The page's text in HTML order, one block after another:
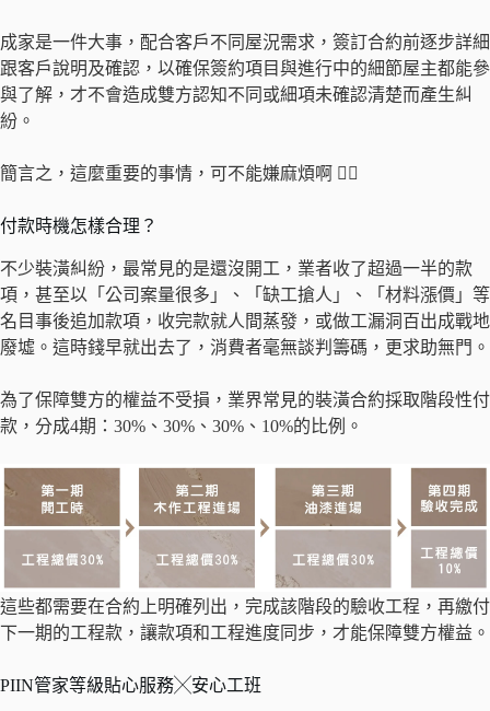
成家是一件大事，配合客戶不同屋況需求，簽訂合約前逐步詳細
跟客戶說明及確認，以確保簽約項目與進行中的細節屋主都能參
與了解，才不會造成雙方認知不同或細項未確認清楚而產生糾
紛。
簡言之，這麼重要的事情，可不能嫌麻煩啊 😵‍💫
付款時機怎樣合理？
不少裝潢糾紛，最常見的是還沒開工，業者收了超過一半的款
項，甚至以「公司案量很多」、「缺工搶人」、「材料漲價」等
名目事後追加款項，收完款就人間蒸發，或做工漏洞百出成戰地
廢墟。這時錢早就出去了，消費者毫無談判籌碼，更求助無門。
為了保障雙方的權益不受損，業界常見的裝潢合約採取階段性付
款，分成4期：30%、30%、30%、10%的比例。
這些都需要在合約上明確列出，完成該階段的驗收工程，再繳付
下一期的工程款，讓款項和工程進度同步，才能保障雙方權益。
PIIN管家等級貼心服務╳安心工班